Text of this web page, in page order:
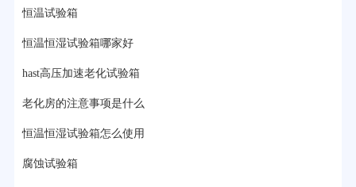
25分钟前用户提问：
27分钟前用户提问：
32分钟前用户提问：氙灯老化试验箱价格多少？
2分钟前用户提问：大型高温老化房价格多少钱？
恒温试验箱
恒温恒湿试验箱哪家好
hast高压加速老化试验箱
老化房的注意事项是什么
恒温恒湿试验箱怎么使用
腐蚀试验箱